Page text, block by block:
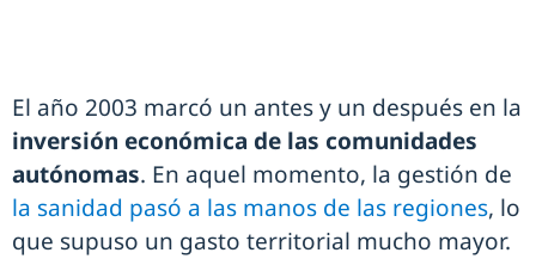
El año 2003 marcó un antes y un después en la
inversión económica de las comunidades
autónomas. En aquel momento, la gestión de
la sanidad pasó a las manos de las regiones, lo
que supuso un gasto territorial mucho mayor.